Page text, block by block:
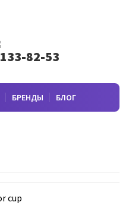
133-82-53
БРЕНДЫ БЛОГ